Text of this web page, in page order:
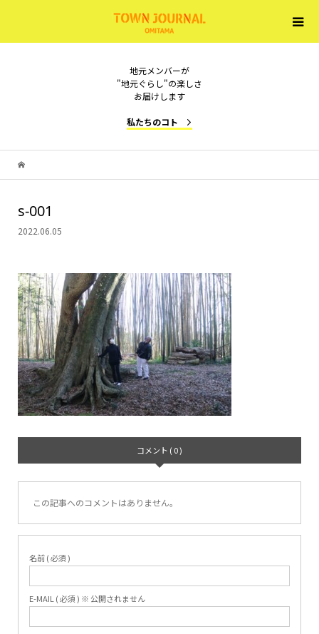
地元メンバーが
"地元ぐらし"の楽しさ
お届けします
私たちのコト
s-001
2022.06.05
コメント ( 0 )
この記事へのコメントはありません。
名前 ( 必須 )
E-MAIL ( 必須 ) ※ 公開されません